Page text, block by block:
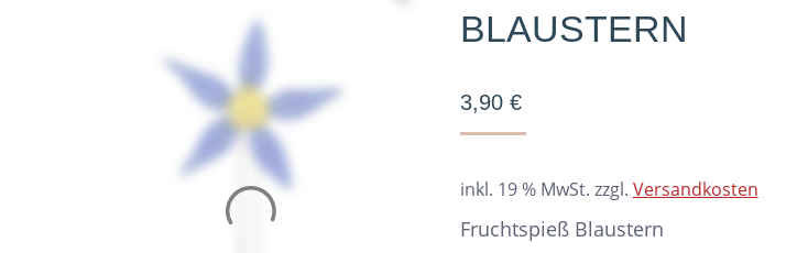
LAUSTERN
3,90 €
inkl. 19 % MwSt. zzgl. Versandkosten
Fruchtspieß Blaustern